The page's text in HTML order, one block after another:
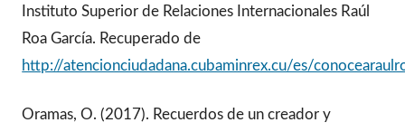
Instituto Superior de Relaciones Internacionales Raúl
Roa García. Recuperado de
http://atencionciudadana.cubaminrex.cu/es/
Oramas, O. (2017). Recuerdos de un creador y